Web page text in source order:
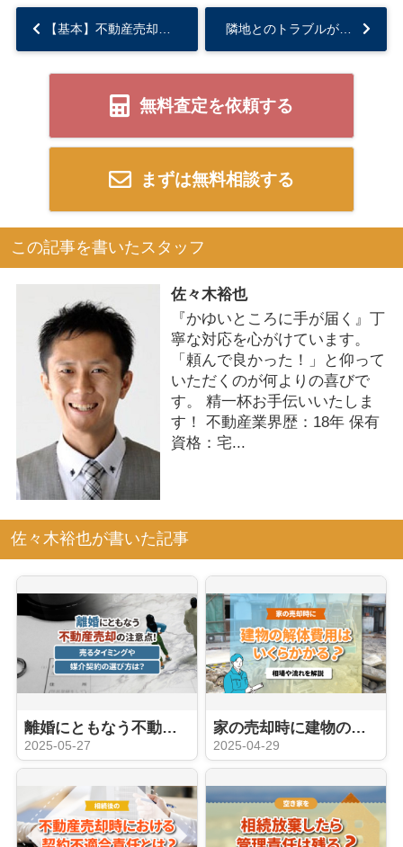
無料査定を依頼する
まずは無料相談する
この記事を書いたスタッフ
佐々木裕也
『かゆいところに手が届く』丁
寧な対応を心がけています。
「頼んで良かった！」と仰って
いただくのが何よりの喜びで
す。 精一杯お手伝いいたしま
す！ 不動産業界歴：18年 保有
資格：宅...
佐々木裕也が書いた記事
離婚にともなう不動産売却の注意点！売るタイミングや媒介契約の選び方は？
2025-05-27
家の売却時に建物の解体費用はいくらかかる？相場や流れを解説
2025-04-29